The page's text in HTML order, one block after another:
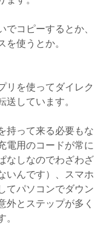
でコピーするとか、
を使うとか。
リを使ってダイレク
送しています。
持って来る必要もな
電用のコードが常に
なしなのでわざわざ
いんです）、スマホ
てパソコンでダウン
外とステップが多く
。